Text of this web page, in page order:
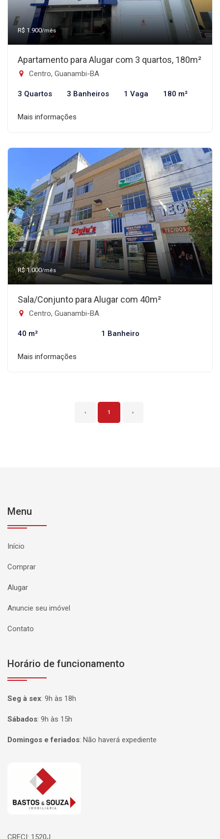
R$ 1.900/mês
Apartamento para Alugar com 3 quartos, 180m²
Centro, Guanambi-BA
3 Quartos 3 Banheiros 1 Vaga 180 m²
Mais informações
R$ 1.000/mês
Sala/Conjunto para Alugar com 40m²
Centro, Guanambi-BA
40 m² 1 Banheiro
Mais informações
‹ 1 ›
Menu
Início
Comprar
Alugar
Anuncie seu imóvel
Contato
Horário de funcionamento
Seg à sex: 9h às 18h
Sábados: 9h às 15h
Domingos e feriados: Não haverá expediente
Página inicial
CRECI: 1520J